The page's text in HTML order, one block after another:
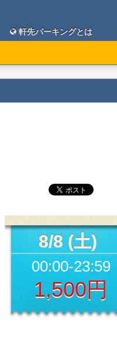
軒先パーキングとは
8/8 (土)
00:00-23:59
1,500円